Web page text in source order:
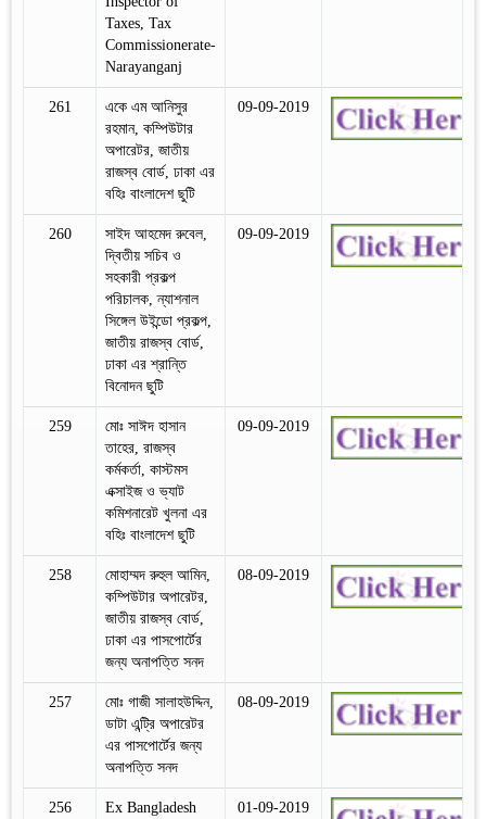
Taxes, Tax
Commissionerate-
Narayanganj
261
একে এম আনিসুর
রহমান, কম্পিউটার
অপারেটর, জাতীয়
রাজস্ব বোর্ড, ঢাকা এর
বহিঃ বাংলাদেশ ছুটি
09-09-2019
260
সাইদ আহমেদ রুবেল,
দ্বিতীয় সচিব ও
সহকারী প্রকল্প
পরিচালক, ন্যাশনাল
সিঙ্গেল উইন্ডো প্রকল্প,
জাতীয় রাজস্ব বোর্ড,
ঢাকা এর শ্রান্তি
বিনোদন ছুটি
09-09-2019
259
মোঃ সাঈদ হাসান
তাহের, রাজস্ব
কর্মকর্তা, কাস্টমস
এক্সাইজ ও ভ্যাট
কমিশনারেট খুলনা এর
বহিঃ বাংলাদেশ ছুটি
09-09-2019
258
মোহাম্মদ রুহুল আমিন,
কম্পিউটার অপারেটর,
জাতীয় রাজস্ব বোর্ড,
ঢাকা এর পাসপোর্টের
জন্য অনাপত্তি সনদ
08-09-2019
257
মোঃ গাজী সালাহউদ্দিন,
ডাটা এন্ট্রি অপারেটর
এর পাসপোর্টের জন্য
অনাপত্তি সনদ
08-09-2019
256
Ex Bangladesh
01-09-2019